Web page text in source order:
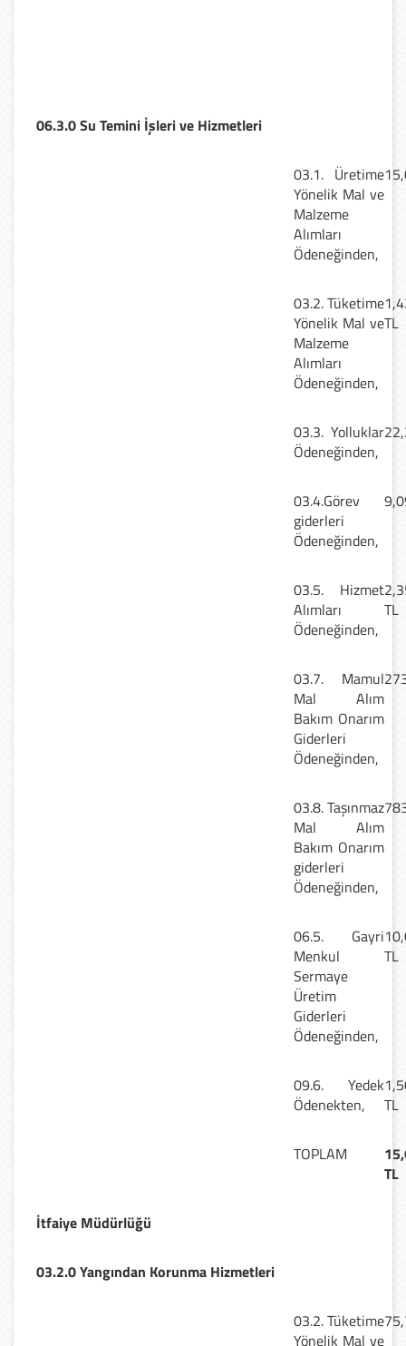
06.3.0 Su Temini İşleri ve Hizmetleri
03.1. Üretime
Yönelik Mal ve
Malzeme
Alımları
Ödeneğinden,
03.2. Tüketime
Yönelik Mal ve
Malzeme
Alımları
Ödeneğinden,
TL
03.3. Yolluklar
Ödeneğinden,
03.4.Görev
giderleri
Ödeneğinden,
03.5. Hizmet
Alımları
Ödeneğinden,
TL
03.7. Mamul
Mal Alım
Bakım Onarım
Giderleri
Ödeneğinden,
03.8. Taşınmaz
Mal Alım
Bakım Onarım
giderleri
Ödeneğinden,
06.5. Gayri
Menkul
Sermaye
Üretim
Giderleri
Ödeneğinden,
TL
09.6. Yedek
Ödenekten,
TL
TOPLAM
TL
İtfaiye Müdürlüğü
03.2.0 Yangından Korunma Hizmetleri
03.2. Tüketime
Yönelik Mal ve